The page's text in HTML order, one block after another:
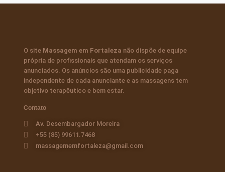
O site Massagem em Fortaleza não dispõe de equipe
própria de profissionais que atendam os serviços
anunciados. Os anúncios são uma publicidade paga
independente de cada anunciante e as massagens tem
objetivo terapêutico e bem estar.
Contato
Av. Desembargador Moreira
+55 (85) 99611.7468
massagememfortaleza@gmail.com